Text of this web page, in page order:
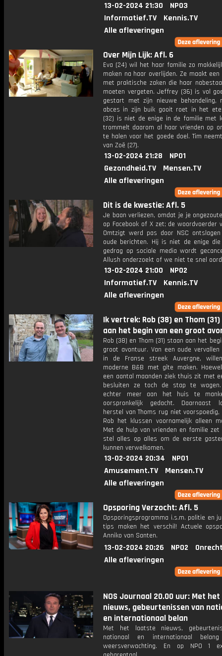
13-02-2024 21:30
NPO3
Informatief.TV
Kennis.TV
Alle afleveringen
Over Mijn Lijk: Afl. 6
Eva (24) wil het haar familie zo
maken na haar overlijden. Ze maakt een
met praktische zaken die haar
moeten vergeten. Jeffrey (36) is vol
gestart met zijn nieuwe behandeling,
abces in zijn buik gooit roet in het
(32) is niet de enige in de familie met
trommelt daarom al haar vrienden op
te halen voor het goede doel. Tim
van Zoë (27).
13-02-2024 21:28
NPO1
Gezondheid.TV
Mensen.TV
Alle afleveringen
Dit is de kwestie: Afl. 5
Je baan verliezen, omdat je je
op Facebook of X zet; de woordvoerder
Omtzigt werd pas door NSC
oude berichten. Hij is niet de enige
gedrag op sociale media wordt
Allush onderzoekt of we niet te snel
13-02-2024 21:00
NPO2
Informatief.TV
Kennis.TV
Alle afleveringen
Ik vertrek: Rob (38) en Thom
aan het begin van een groot
Rob (38) en Thom (31) staan aan het
groot avontuur. Van een oude vervallen
in de Franse streek Auvergne,
moderne B&B met gîte maken.
een aantal maanden ziek thuis zit met
besluiten ze toch de stap te
echter meer aan het huis te
oorspronkelijk gedacht. Daarnaast
herstel van Thoms rug niet
Rob het klussen voornamelijk alleen
Met de hulp van vrienden en familie zet
stel alles op alles om de eerste
kunnen verwelkomen.
13-02-2024 20:34
NPO1
Amusement.TV
Mensen.TV
Alle afleveringen
Opsporing Verzocht: Afl. 5
Opsporingsprogramma i.s.m. politie en
tips maken het verschil! Actuele
Anniko van Santen.
13-02-2024 20:26 NPO2
Alle afleveringen
NOS Journaal 20.00 uur: Met
nieuws, gebeurtenissen van
en internationaal belan
Met het laatste nieuws,
nationaal en internationaal
weersverwachting. En op NPO 1